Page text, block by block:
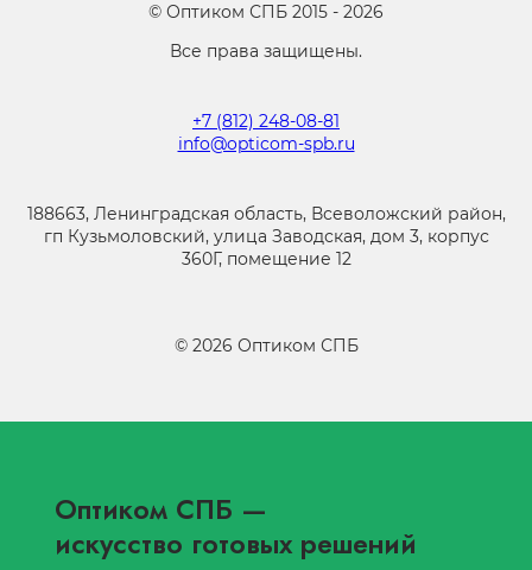
© Оптиком СПБ 2015 - 2026
Все права защищены.
+7 (812) 248-08-81
info@opticom-spb.ru
188663, Ленинградская область, Всеволожский район,
гп Кузьмоловский, улица Заводская, дом 3, корпус
360Г, помещение 12
© 2026 Оптиком СПБ
Оптиком СПБ —
искусство готовых решений